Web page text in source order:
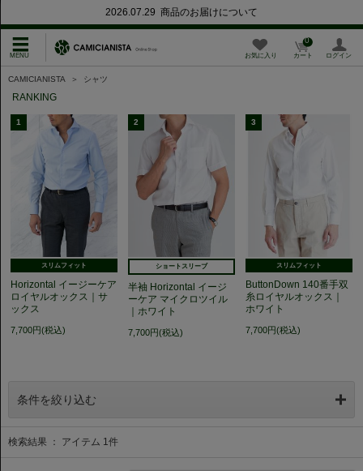
2026.07.29 商品のお届けについて
お気に入り カート
0
ログイン
CAMICIANISTA ＞ シャツ
RANKING
1
スリムフィット
Horizontal イージーケア
ロイヤルオックス｜サ
ックス
7,700円(税込)
2
ショートスリーブ
半袖 Horizontal イージ
ーケア マイクロツイル
｜ホワイト
7,700円(税込)
3
スリムフィット
ButtonDown 140番手双
糸ロイヤルオックス｜
ホワイト
7,700円(税込)
条件を絞り込む
検索結果 ： アイテム 1 件